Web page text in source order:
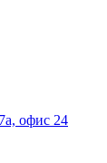
офис 24